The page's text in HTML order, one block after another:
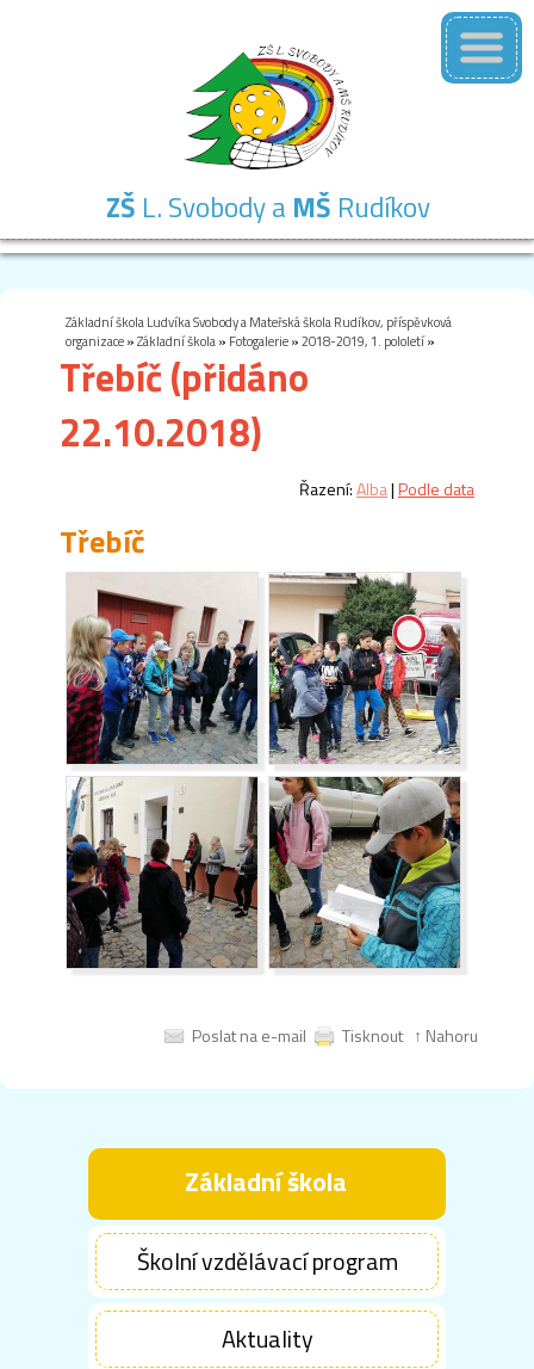
ZŠ L. Svobody a MŠ Rudíkov
Základní škola Ludvíka Svobody a Mateřská škola Rudíkov, příspěvková
organizace»Základní škola» Fotogalerie»2018-2019, 1. pololetí»
Třebíč (přidáno
22.10.2018)
Řazení:Alba|Podle data
Třebíč
Poslat na e-mail Tisknout ↑ Nahoru
Základní škola
Školní vzdělávací program
Aktuality